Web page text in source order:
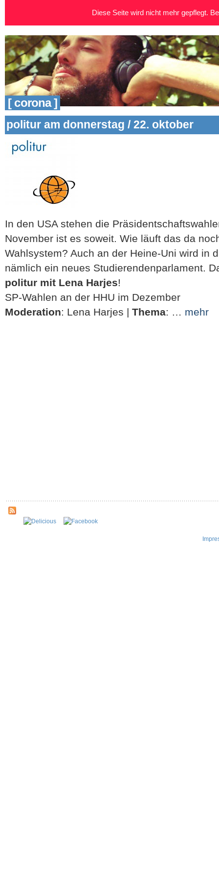
[ corona ]
politur am donnerstag / 22. oktober
In den USA stehen die
November ist es soweit. Wie läuft das da
Wahlsystem? Auch an der Heine-Uni wird in
nämlich ein neues Studierendenparlament.
politur mit Lena Harjes!
SP-Wahlen an der HHU im Dezember
Moderation: Lena Harjes | Thema: … mehr
Diese Seite wird nicht mehr gepflegt.